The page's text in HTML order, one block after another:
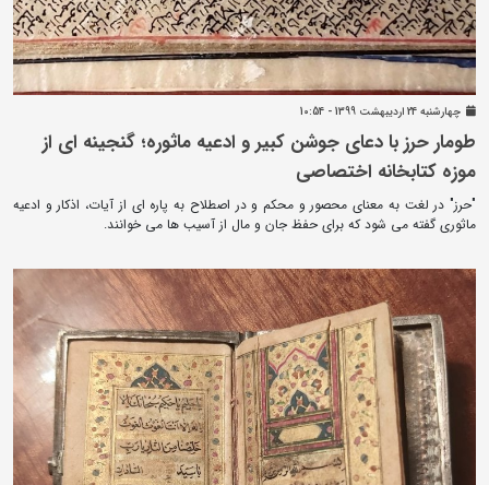
چهارشنبه 24 ارديبهشت 1399 - 10:54
طومار حرز با دعای جوشن کبیر و ادعیه ماثوره؛ گنجینه ای از
موزه کتابخانه اختصاصی
"حرز" در لغت به معنای محصور و محکم و در اصطلاح به پاره ای از آیات، اذکار و ادعیه
ماثوری گفته می شود که برای حفظ جان و مال از آسیب ها می خوانند.